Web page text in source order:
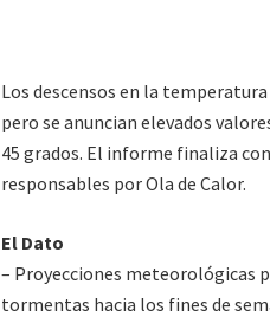
Los descensos en la
pero se anuncian elevados
45 grados. El informe finaliza
responsables por Ola de Calor.
El Dato
– Proyecciones meteorológicas
tormentas hacia los fines de